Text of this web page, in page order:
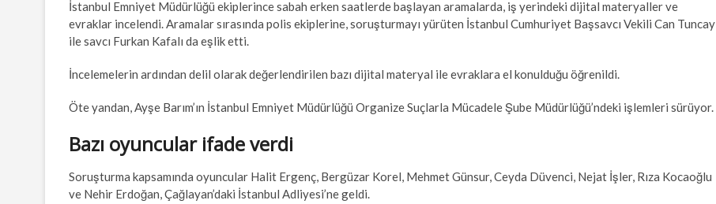
İstanbul Emniyet Müdürlüğü ekiplerince sabah erken saatlerde başlayan aramalarda, iş yerindeki dijital materyaller ve
evraklar incelendi. Aramalar sırasında polis ekiplerine, soruşturmayı yürüten İstanbul Cumhuriyet Başsavcı Vekili Can Tuncay
ile savcı Furkan Kafalı da eşlik etti.
İncelemelerin ardından delil olarak değerlendirilen bazı dijital materyal ile evraklara el konulduğu öğrenildi.
Öte yandan, Ayşe Barım’ın İstanbul Emniyet Müdürlüğü Organize Suçlarla Mücadele Şube Müdürlüğü’ndeki işlemleri sürüyor.
Bazı oyuncular ifade verdi
Soruşturma kapsamında oyuncular Halit Ergenç, Bergüzar Korel, Mehmet Günsur, Ceyda Düvenci, Nejat İşler, Rıza Kocaoğlu
ve Nehir Erdoğan, Çağlayan’daki İstanbul Adliyesi’ne geldi.